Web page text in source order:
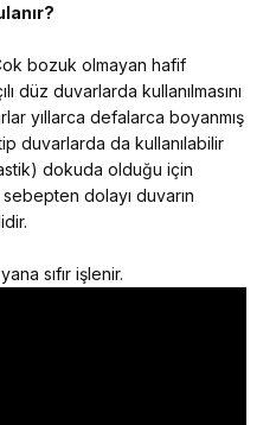
bozuk olmayan hafif
düz duvarlarda kullanılmasını
yıllarca defalarca boyanmış
duvarlarda da kullanılabilir
dokuda olduğu için
dolayı duvarın
sıfır işlenir.